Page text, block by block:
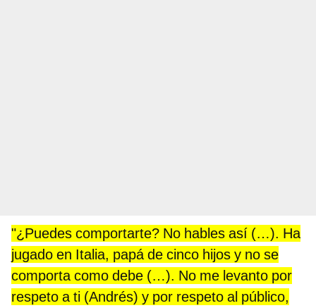
"¿Puedes comportarte? No hables así (…). Ha
jugado en Italia, papá de cinco hijos y no se
comporta como debe (…). No me levanto por
respeto a ti (Andrés) y por respeto al público,